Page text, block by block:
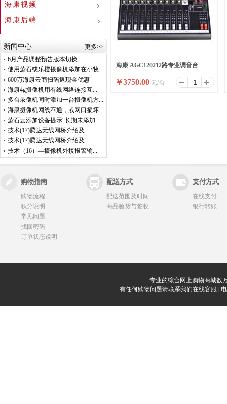
海康视频
海康后端
新闻中心
更多>>
6月产品调整预告版本切换
使用萤石或乐橙摄像机添加在小牧...
600万海康云商扫码返现金优惠
海康4g摄像机用有线网络连接互...
多台录像机同时添加一台摄像机方...
海康摄像机网线不通，或网口损坏...
萤石云添加设备提示“长期未添加...
技术(17)腾达无线网桥介绍及...
技术(17)腾达无线网桥介绍及...
技术（16）—摄像机外接报警输...
海康 AGC120212路专业调音台
￥3750.00 元/台
购物指南 配送方式 支付方式
购物流程
积分说明
常见问题
找回密码
订单状态说明
配送范围及时间
商品验货与签收
在线支付
银行转账
专业的综合网上购物商城数
有任何购物问题请联系我们在线客服 | 电